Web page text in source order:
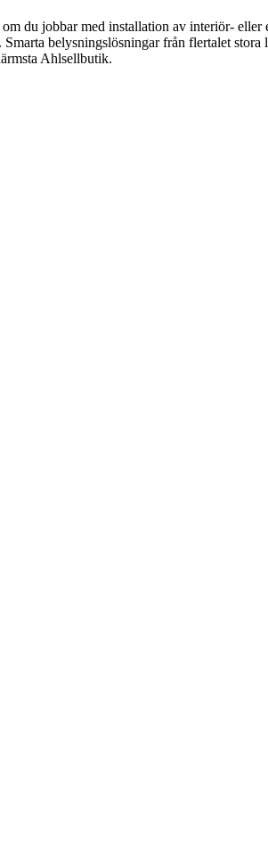
du jobbar med installation av interiör-
belysningslösningar från flertalet
Ahlsellbutik.